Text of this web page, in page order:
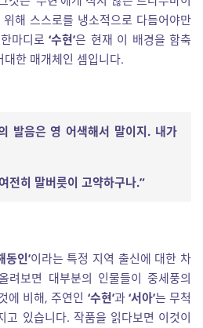
해 스스로를 냉소적으로 다듬어야만
마디로 ‘수현’은 현재 이 배경을 함축
한 매개체인 셈입니다.
발음은 영 어색해서 말이지. 내가
전히 말버릇이 고약하구나.”
동인’이라는 특정 지역 출신에 대한 차
려보면 대부분의 인물들이 중세풍의
에 비해, 주연인 ‘수현’과‘서아’는 무척
고 있습니다. 작품을 읽다보면 이것이